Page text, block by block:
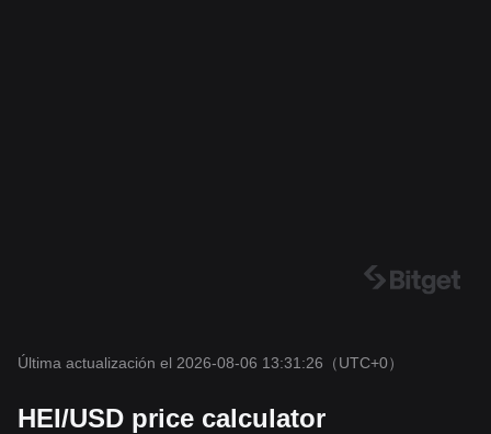
Última actualización el 2026-08-06 13:31:26 （UTC+0）
HEI/USD price calculator